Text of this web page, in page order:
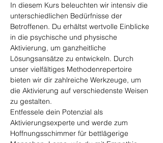
In diesem Kurs beleuchten wir intensiv die
unterschiedlichen Bedürfnisse der
Betroffenen. Du erhältst wertvolle Einblicke
in die psychische und physische
Aktivierung, um ganzheitliche
Lösungsansätze zu entwickeln. Durch
unser vielfältiges Methodenrepertoire
bieten wir dir zahlreiche Werkzeuge, um
die Aktivierung auf verschiedenste Weisen
zu gestalten.
Entfessele dein Potenzial als
Aktivierungsexperte und werde zum
Hoffnungsschimmer für bettlägerige